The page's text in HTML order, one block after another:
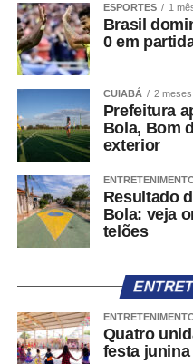
A portaria também prevê
não se enquadra no
pessoa será direcionada
como o Sistema de Alertas
(SIADE), utilizado para
desinformação capaz de
eleitoral, ou os canais
Eleitoral (MPE) da
destinados ao
eleitorais e outros ilícitos
circunscrição.
Eleitoral, os Tribunais
eleitorais poderão
ESPORTES 1
Brasil
0 em
CUIABÁ 2
Prefeitura
Bola, Bom
exterior
Resultado
Bola: veja
telões
Quatro
festa junina